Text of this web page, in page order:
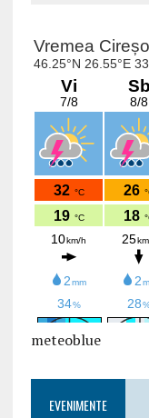
meteoblue
EVENIMENTE